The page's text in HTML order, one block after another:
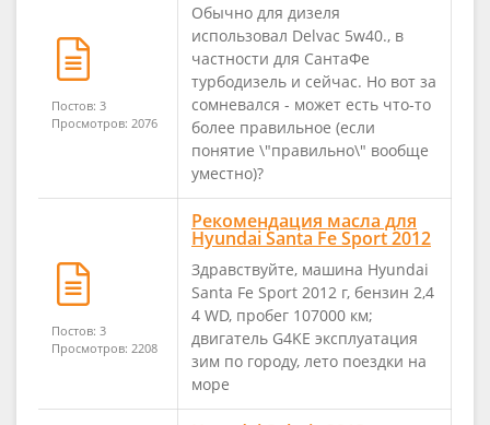
Постов: 3
Просмотров: 2076
Обычно для дизеля
использовал Delvac 5w40., в
частности для СантаФе
турбодизель и сейчас. Но вот за
сомневался - может есть что-то
более правильное (если
понятие \"правильно\" вообще
уместно)?
Постов: 3
Просмотров: 2208
Рекомендация масла для
Hyundai Santa Fe Sport 2012
Здравствуйте, машина Hyundai
Santa Fe Sport 2012 г, бензин 2,4
4 WD, пробег 107000 км;
двигатель G4KE эксплуатация
зим по городу, лето поездки на
море